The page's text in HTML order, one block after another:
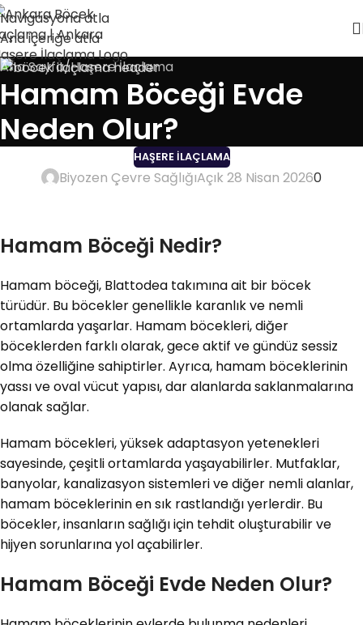
Navigasyona atla
Ana içeriğe atla
Ana Sayfa Haşere İlaçlama
Hamam Böceği Evde
Neden Olur?
HAŞERE İLAÇLAMA
Biyozen Çevre SağlığıAçık 28 Nisan 20260
Hamam Böceği Nedir?
Hamam böceği, Blattodea takımına ait bir böcek
türüdür. Bu böcekler genellikle karanlık ve nemli
ortamlarda yaşarlar. Hamam böcekleri, diğer
böceklerden farklı olarak, gece aktif ve gündüz sessiz
olma özelliğine sahiptirler. Ayrıca, hamam böceklerinin
yassı ve oval vücut yapısı, dar alanlarda saklanmalarına
olanak sağlar.
Hamam böcekleri, yüksek adaptasyon yetenekleri
sayesinde, çeşitli ortamlarda yaşayabilirler. Mutfaklar,
banyolar, kanalizasyon sistemleri ve diğer nemli alanlar,
hamam böceklerinin en sık rastlandığı yerlerdir. Bu
böcekler, insanların sağlığı için tehdit oluşturabilir ve
hijyen sorunlarına yol açabilirler.
Hamam Böceği Evde Neden Olur?